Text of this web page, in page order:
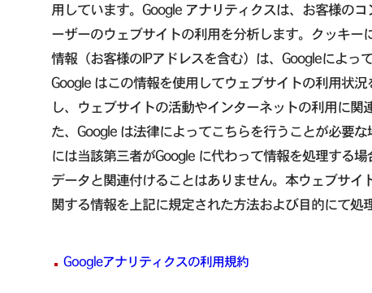
用しています。Google アナリティクスは、お客様の
ーザーのウェブサイトの利用を分析します。クッキ
情報（お客様のIPアドレスを含む）は、Googleによっ
Google はこの情報を使用してウェブサイトの利用状
し、ウェブサイトの活動やインターネットの利用に
た、Google は法律によってこちらを行うことが必要
には当該第三者がGoogle に代わって情報を処理する
データと関連付けることはありません。本ウェブサ
関する情報を上記に規定された方法および目的にて処
Googleアナリティクスの利用規約